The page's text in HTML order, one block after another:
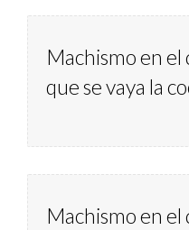
Machismo en
que se vaya la
Machismo en